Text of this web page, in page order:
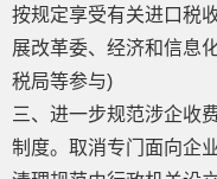
按规定享受有关进口税
展改革委、经济和信息
税局等参与)
三、进一步规范涉企收
制度。取消专门面向企